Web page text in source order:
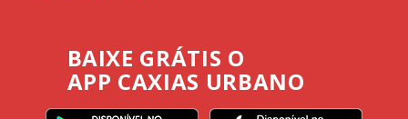
BAIXE GRÁTIS O
APP CAXIAS URBANO